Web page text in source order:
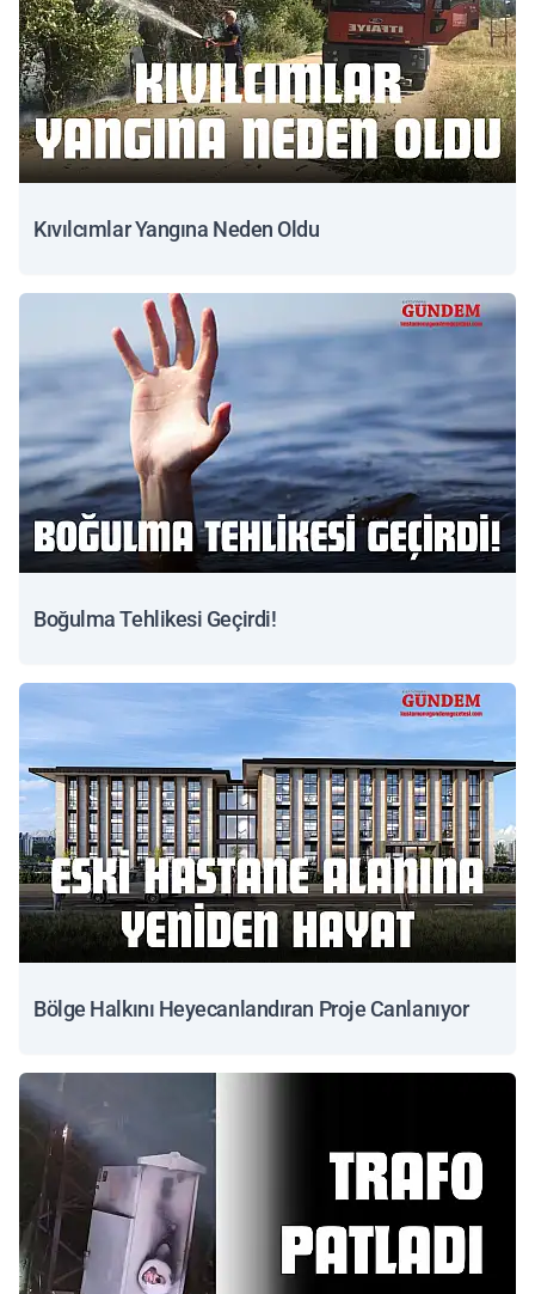
Kıvılcımlar Yangına Neden Oldu
Boğulma Tehlikesi Geçirdi!
Bölge Halkını Heyecanlandıran Proje Canlanıyor